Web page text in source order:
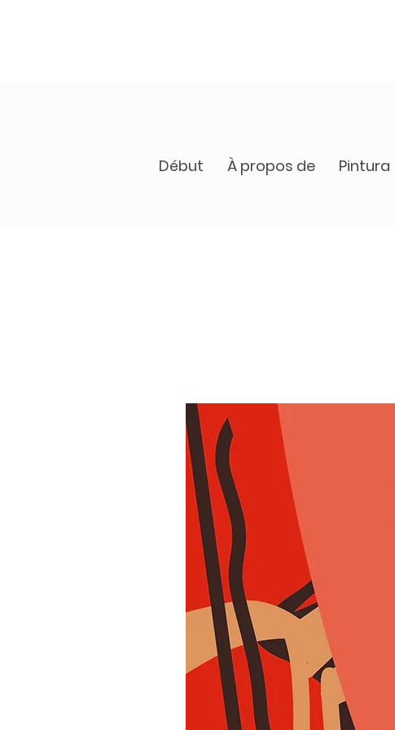
Début À propos de Pintura